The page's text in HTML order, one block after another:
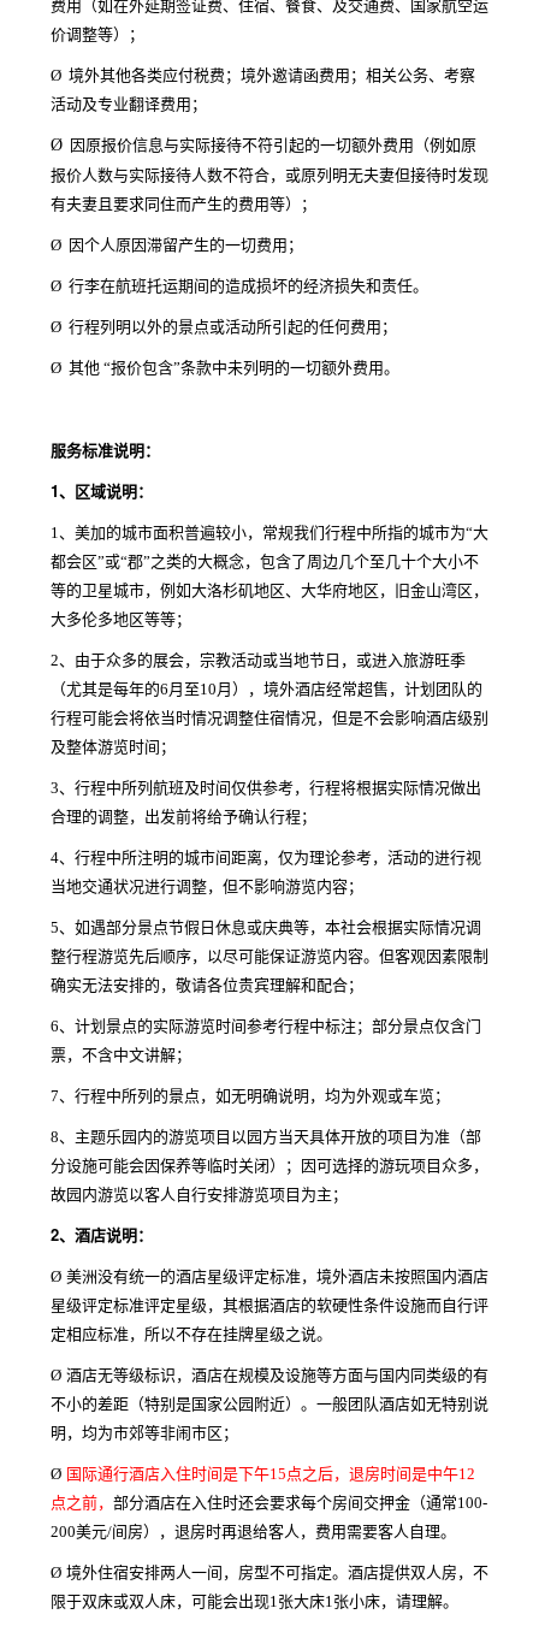
费用（如在外延期签证费、住宿、餐食、及交通费、国家航空运
价调整等）；
Ø 境外其他各类应付税费；境外邀请函费用；相关公务、考察
活动及专业翻译费用；
Ø 因原报价信息与实际接待不符引起的一切额外费用（例如原
报价人数与实际接待人数不符合，或原列明无夫妻但接待时发现
有夫妻且要求同住而产生的费用等）；
Ø 因个人原因滞留产生的一切费用；
Ø 行李在航班托运期间的造成损坏的经济损失和责任。
Ø 行程列明以外的景点或活动所引起的任何费用；
Ø 其他 “报价包含”条款中未列明的一切额外费用。
服务标准说明：
1、 区域说明：
1、美加的城市面积普遍较小，常规我们行程中所指的城市为“大
都会区”或“郡”之类的大概念，包含了周边几个至几十个大小不
等的卫星城市，例如大洛杉矶地区、大华府地区，旧金山湾区，
大多伦多地区等等；
2、由于众多的展会，宗教活动或当地节日，或进入旅游旺季
（尤其是每年的6月至10月），境外酒店经常超售，计划团队的
行程可能会将依当时情况调整住宿情况，但是不会影响酒店级别
及整体游览时间；
3、行程中所列航班及时间仅供参考，行程将根据实际情况做出
合理的调整，出发前将给予确认行程；
4、行程中所注明的城市间距离，仅为理论参考，活动的进行视
当地交通状况进行调整，但不影响游览内容；
5、如遇部分景点节假日休息或庆典等，本社会根据实际情况调
整行程游览先后顺序，以尽可能保证游览内容。但客观因素限制
确实无法安排的，敬请各位贵宾理解和配合；
6、计划景点的实际游览时间参考行程中标注；部分景点仅含门
票，不含中文讲解；
7、行程中所列的景点，如无明确说明，均为外观或车览；
8、主题乐园内的游览项目以园方当天具体开放的项目为准（部
分设施可能会因保养等临时关闭）；因可选择的游玩项目众多，
故园内游览以客人自行安排游览项目为主；
2、 酒店说明：
Ø 美洲没有统一的酒店星级评定标准，境外酒店未按照国内酒店
星级评定标准评定星级，其根据酒店的软硬性条件设施而自行评
定相应标准，所以不存在挂牌星级之说。
Ø 酒店无等级标识，酒店在规模及设施等方面与国内同类级的有
不小的差距（特别是国家公园附近）。一般团队酒店如无特别说
明，均为市郊等非闹市区；
Ø 国际通行酒店入住时间是下午15点之后，退房时间是中午12
点之前， 部分酒店在入住时还会要求每个房间交押金（通常100-
200美元/间房），退房时再退给客人，费用需要客人自理。
Ø 境外住宿安排两人一间，房型不可指定。酒店提供双人房，不
限于双床或双人床，可能会出现1张大床1张小床，请理解。